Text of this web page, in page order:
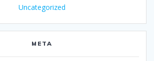
Uncategorized
META